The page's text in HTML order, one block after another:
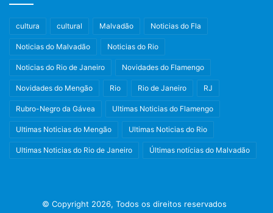
cultura cultural Malvadão Noticias do Fla
Noticias do Malvadão Noticias do Rio
Noticias do Rio de Janeiro Novidades do Flamengo
Novidades do Mengão Rio Rio de Janeiro RJ
Rubro-Negro da Gávea Ultimas Noticias do Flamengo
Ultimas Noticias do Mengão Ultimas Noticias do Rio
Ultimas Noticias do Rio de Janeiro Últimas notícias do Malvadão
© Copyright 2026, Todos os direitos reservados